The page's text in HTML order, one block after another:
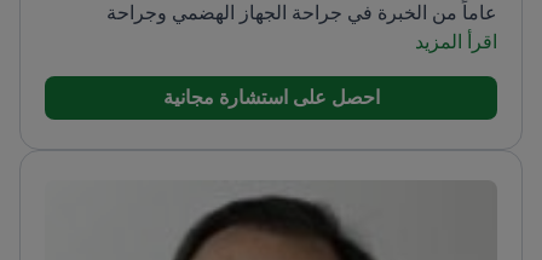
عاماً من الخبرة في جراحة الجهاز الهضمي وجراحة
السمنةمدير مركز تميز معتمد من قبل الاتحاد الدولي
لجراحة السمنة (IFSO) للجراحة التمثيلية
متخصص في
عمليات تحويل مسار المعدة وتكميم المعدة باستخدام
للجراحة بالمنظار في برشلونةيقوم بتدريب الجراحين في
اقرأ المزيد
احصل على استشارة مجانية